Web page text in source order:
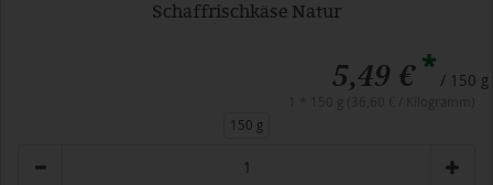
Schaffrischkäse Natur
5,49 €* / 150 g
150 g